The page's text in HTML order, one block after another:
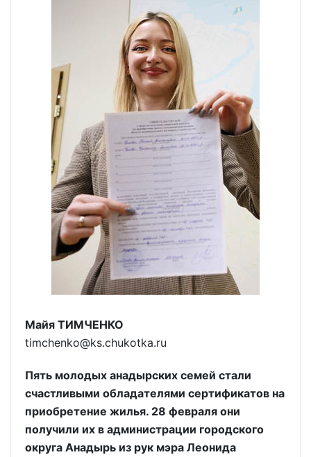
Майя ТИМЧЕНКО
timchenko@ks.chukotka.ru
Пять молодых анадырских семей стали
счастливыми обладателями сертификатов на
приобретение жилья. 28 февраля они
получили их в администрации городского
округа Анадырь из рук мэра Леонида